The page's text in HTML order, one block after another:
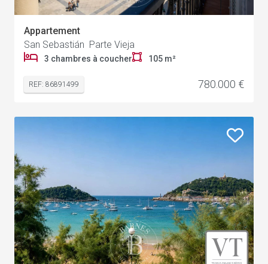
Appartement
San Sebastián Parte Vieja
3 chambres à coucher 105 m²
REF: 86891499 780.000 €